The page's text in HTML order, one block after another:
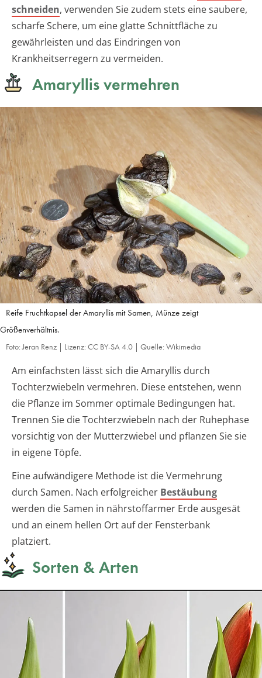
schneiden, verwenden Sie zudem stets eine saubere,
scharfe Schere, um eine glatte Schnittfläche zu
gewährleisten und das Eindringen von
Krankheitserregern zu vermeiden.
Amaryllis vermehren
Reife Fruchtkapsel der Amaryllis mit Samen, Münze zeigt
Größenverhältnis.
Foto: Jeran Renz | Lizenz: CC BY-SA 4.0 | Quelle: Wikimedia
Am einfachsten lässt sich die Amaryllis durch
Tochterzwiebeln vermehren. Diese entstehen, wenn
die Pflanze im Sommer optimale Bedingungen hat.
Trennen Sie die Tochterzwiebeln nach der Ruhephase
vorsichtig von der Mutterzwiebel und pflanzen Sie sie
in eigene Töpfe.
Eine aufwändigere Methode ist die Vermehrung
durch Samen. Nach erfolgreicher Bestäubung
werden die Samen in nährstoffarmer Erde ausgesät
und an einem hellen Ort auf der Fensterbank
platziert.
Sorten & Arten